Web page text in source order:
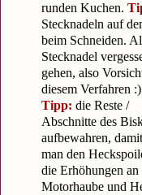
runden Kuchen.
Stecknadeln auf
beim Schneiden.
Stecknadel
gehen, also
diesem Verfahren
Tipp: die Reste /
Abschnitte des
aufbewahren,
man den
die Erhöhungen an
Motorhaube und